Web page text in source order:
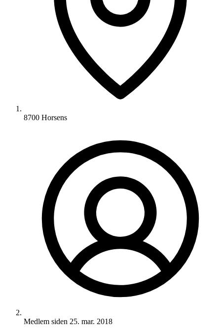
8700 Horsens
Medlem siden 25. mar. 2018